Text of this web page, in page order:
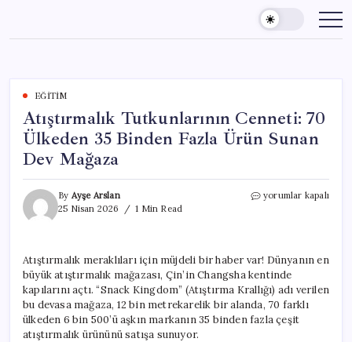
content
EĞITIM
Atıştırmalık Tutkunlarının Cenneti: 70
Ülkeden 35 Binden Fazla Ürün Sunan
Dev Mağaza
By Ayşe Arslan
25 Nisan 2026
1 Min Read
Atıştırmalık
35
Binden
Fazla
Ürün
Sunan
Dev
yorumlar kapalı
Atıştırmalık meraklıları için müjdeli bir haber var! Dünyanın en
büyük atıştırmalık mağazası, Çin’in Changsha kentinde
kapılarını açtı. “Snack Kingdom” (Atıştırma Krallığı) adı verilen
bu devasa mağaza, 12 bin metrekarelik bir alanda, 70 farklı
ülkeden 6 bin 500’ü aşkın markanın 35 binden fazla çeşit
atıştırmalık ürününü satışa sunuyor.